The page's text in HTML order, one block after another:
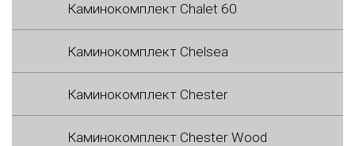
Каминокомплект Chalet 60
Каминокомплект Chelsea
Каминокомплект Chester
Каминокомплект Chester Wood